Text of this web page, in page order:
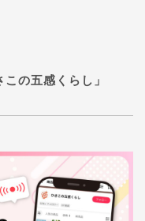
の五感くらし」